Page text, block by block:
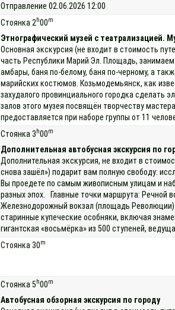
Отправление 02.06.2026 12:00
Стоянка 2 h00m
Этнографический музей с театрализацией.
Основная экскурсия (не входит в стоимость
часть Республики Марий Эл. Площадь,
амбары, баня по-белому, баня по-черному, а
марийских костюмов. Козьмодемьянск, как
захудалого провинциального городка
залов этого музея посвящён творчеству
предоставляется при наборе группы от 11
Стоянка 3 h00m
Дополнительная автобусная экскурсия по
Дополнительная экскурсия, не входит в
снова зашёл») подарит вам полную свободу:
Вы проедете по самым живописным улицам и
разных эпох. Главные точки маршрута: Речной
Железнодорожный вокзал (площадь Революции)
старинные купеческие особняки, включая
гигантская «восьмёрка» из 500 ступеней,
Стоянка 30m
Стоянка 5 h00m
Автобусная обзорная экскурсия по городу